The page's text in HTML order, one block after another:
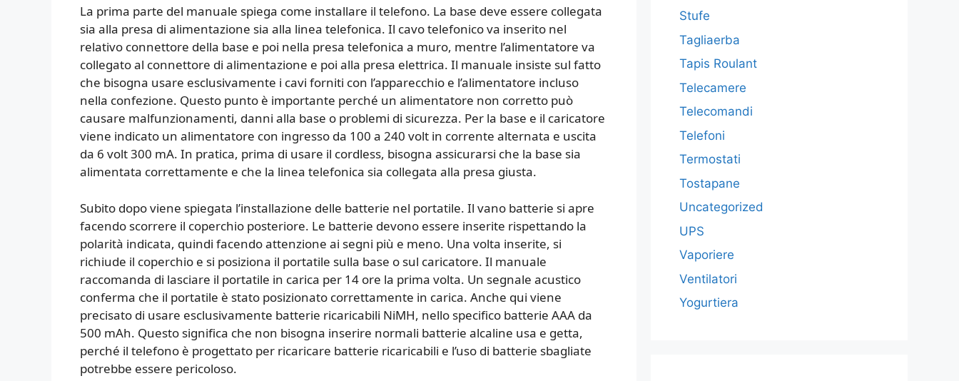
La prima parte del manuale spiega come installare il telefono. La base deve essere collegata
sia alla presa di alimentazione sia alla linea telefonica. Il cavo telefonico va inserito nel
relativo connettore della base e poi nella presa telefonica a muro, mentre l’alimentatore va
collegato al connettore di alimentazione e poi alla presa elettrica. Il manuale insiste sul fatto
che bisogna usare esclusivamente i cavi forniti con l’apparecchio e l’alimentatore incluso
nella confezione. Questo punto è importante perché un alimentatore non corretto può
causare malfunzionamenti, danni alla base o problemi di sicurezza. Per la base e il caricatore
viene indicato un alimentatore con ingresso da 100 a 240 volt in corrente alternata e uscita
da 6 volt 300 mA. In pratica, prima di usare il cordless, bisogna assicurarsi che la base sia
alimentata correttamente e che la linea telefonica sia collegata alla presa giusta.
Subito dopo viene spiegata l’installazione delle batterie nel portatile. Il vano batterie si apre
facendo scorrere il coperchio posteriore. Le batterie devono essere inserite rispettando la
polarità indicata, quindi facendo attenzione ai segni più e meno. Una volta inserite, si
richiude il coperchio e si posiziona il portatile sulla base o sul caricatore. Il manuale
raccomanda di lasciare il portatile in carica per 14 ore la prima volta. Un segnale acustico
conferma che il portatile è stato posizionato correttamente in carica. Anche qui viene
precisato di usare esclusivamente batterie ricaricabili NiMH, nello specifico batterie AAA da
500 mAh. Questo significa che non bisogna inserire normali batterie alcaline usa e getta,
perché il telefono è progettato per ricaricare batterie ricaricabili e l’uso di batterie sbagliate
potrebbe essere pericoloso.
Stufe
Tagliaerba
Tapis Roulant
Telecamere
Telecomandi
Telefoni
Termostati
Tostapane
Uncategorized
UPS
Vaporiere
Ventilatori
Yogurtiera